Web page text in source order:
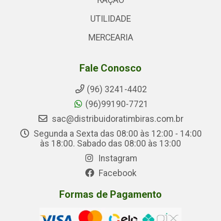
UTILIDADE
MERCEARIA
Fale Conosco
(96) 3241-4402
(96)99190-7721
sac@distribuidoratimbiras.com.br
Segunda a Sexta das 08:00 às 12:00 - 14:00
às 18:00. Sabado das 08:00 às 13:00
Instagram
Facebook
Formas de Pagamento